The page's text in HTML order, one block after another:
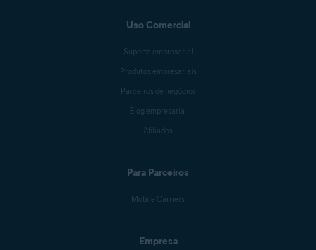
Uso Comercial
Suporte empresarial
Produtos empresariais
Parceiros de negócios
Blog empresarial
Afiliados
Para Parceiros
Mobile Carriers
Empresa